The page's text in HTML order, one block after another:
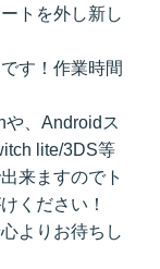
トを外し新し
す！作業時間
、Androidス
lite/3DS等
来ますのでト
ください！
よりお待ちし